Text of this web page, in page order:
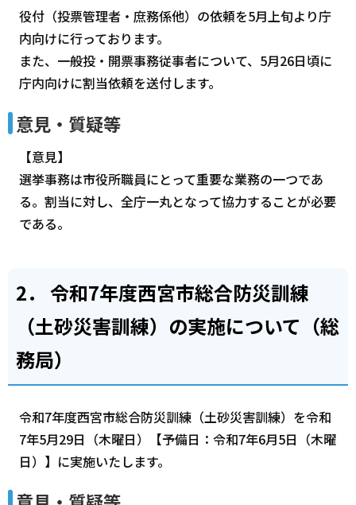
役付（投票管理者・庶務係他）の依頼を5月上旬より庁
内向けに行っております。
また、一般投・開票事務従事者について、5月26日頃に
庁内向けに割当依頼を送付します。
意見・質疑等
【意見】
選挙事務は市役所職員にとって重要な業務の一つであ
る。割当に対し、全庁一丸となって協力することが必要
である。
2． 令和7年度西宮市総合防災訓練
（土砂災害訓練）の実施について（総
務局）
令和7年度西宮市総合防災訓練（土砂災害訓練）を令和
7年5月29日（木曜日）【予備日：令和7年6月5日（木曜
日）】に実施いたします。